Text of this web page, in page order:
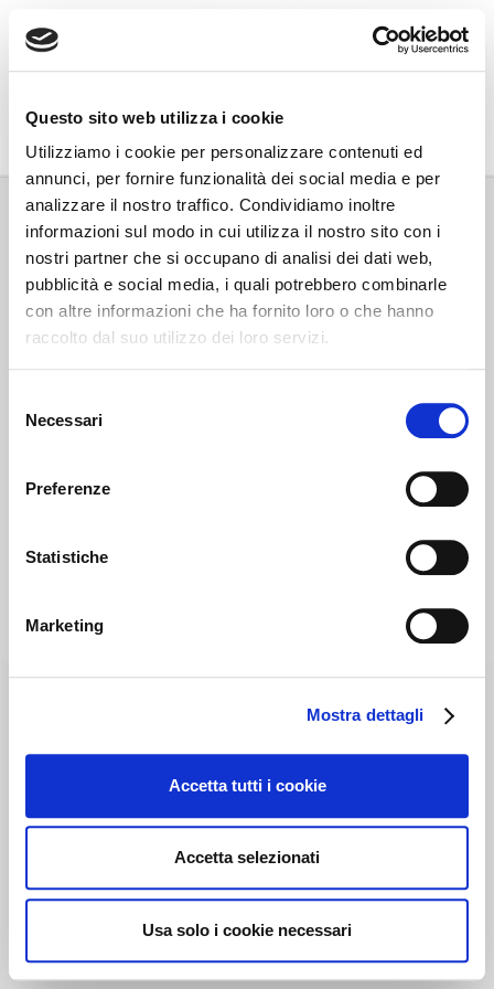
Questo sito web utilizza i cookie
Utilizziamo i cookie per personalizzare contenuti ed
annunci, per fornire funzionalità dei social media e per
analizzare il nostro traffico. Condividiamo inoltre
informazioni sul modo in cui utilizza il nostro sito con i
nostri partner che si occupano di analisi dei dati web,
pubblicità e social media, i quali potrebbero combinarle
con altre informazioni che ha fornito loro o che hanno
raccolto dal suo utilizzo dei loro servizi.
delNecessari
Preferenze
Statistiche
Marketing
Mostra dettagli
Accetta tutti i cookie
Accetta selezionati
Usa solo i cookie necessari
Associazione Go Wine
Via Vida, 6
12051 Alba (Cn)
tel. +39 0173 364631
Codice SDI: USAL8PV
PEC gowine@legalmail.it
info@gowinet.it